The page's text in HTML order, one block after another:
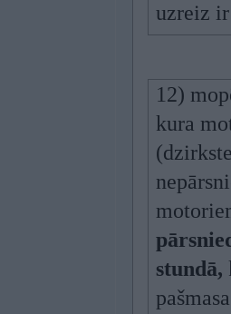
uzreiz ir
12)
kura
stundā,